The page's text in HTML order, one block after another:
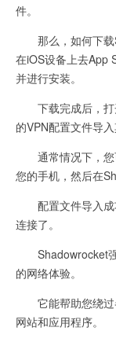
件。
那么，如何下载
在iOS设备上去App
并进行安装。
下载完成后，打
的VPN配置文件导入
通常情况下，您
您的手机，然后在
配置文件导入成
连接了。
Shadowrocket强
的网络体验。
它能帮助您绕过
网站和应用程序。